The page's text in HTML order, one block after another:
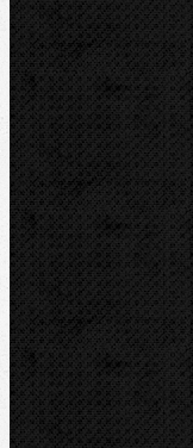
Značky
RIDGID
BERNZOMATIC
NIPO
ROTHENBERGER
REMS